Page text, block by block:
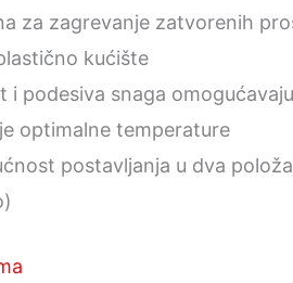
za zagrevanje zatvorenih
kućište
i podesiva snaga
optimalne temperature
postavljanja u dva